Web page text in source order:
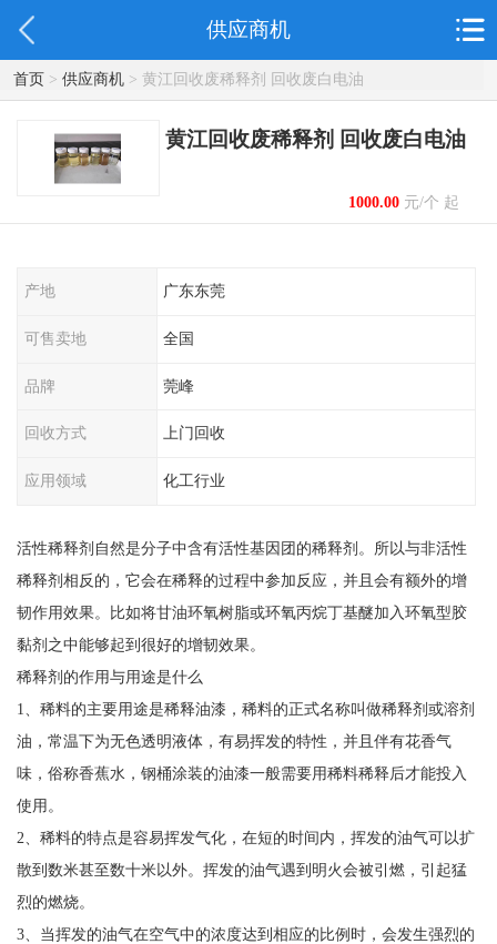
供应商机
首页> 供应商机> 黄江回收废稀释剂 回收废白电油
黄江回收废稀释剂 回收废白电油
1000.00元/个 起
产地 广东东莞
可售卖地 全国
品牌 莞峰
回收方式 上门回收
应用领域 化工行业
活性稀释剂自然是分子中含有活性基因团的稀释剂。所以与非活性
稀释剂相反的，它会在稀释的过程中参加反应，并且会有额外的增
韧作用效果。比如将甘油环氧树脂或环氧丙烷丁基醚加入环氧型胶
黏剂之中能够起到很好的增韧效果。
稀释剂的作用与用途是什么
1、稀料的主要用途是稀释油漆，稀料的正式名称叫做稀释剂或溶剂
油，常温下为无色透明液体，有易挥发的特性，并且伴有花香气
味，俗称香蕉水，钢桶涂装的油漆一般需要用稀料稀释后才能投入
使用。
2、稀料的特点是容易挥发气化，在短的时间内，挥发的油气可以扩
散到数米甚至数十米以外。挥发的油气遇到明火会被引燃，引起猛
烈的燃烧。
3、当挥发的油气在空气中的浓度达到相应的比例时，会发生强烈的